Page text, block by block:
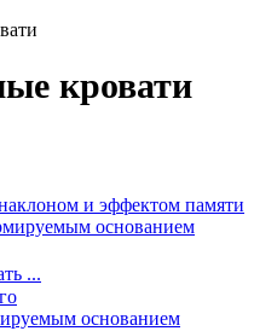
кровати
основанием
...
основанием